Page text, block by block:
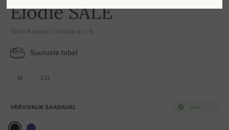
Elodie SALE
100% Kašmiiri | Kihtide arv: 6
Suuruste tabel
M 3XL
Laos
VÄRVIVALIK SAADAVAL